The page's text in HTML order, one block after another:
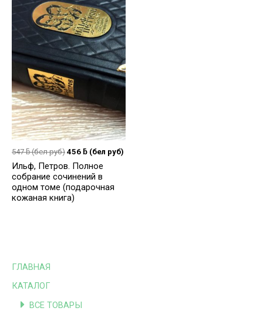
ГЛАВНАЯ
КАТАЛОГ
ВСЕ ТОВАРЫ
547ƃ(бел руб) 456 ƃ (бел руб)
Ильф, Петров. Полное
собрание сочинений в
одном томе (подарочная
кожаная книга)